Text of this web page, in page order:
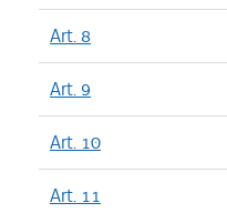
Art. 8
Art. 9
Art. 10
Art. 11